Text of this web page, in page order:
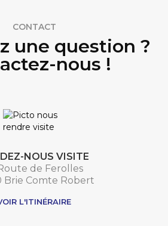
CONTACT
une question ?
nous !
NOUS VISITE
de Ferolles
Brie Comte Robert
L'ITINÉRAIRE